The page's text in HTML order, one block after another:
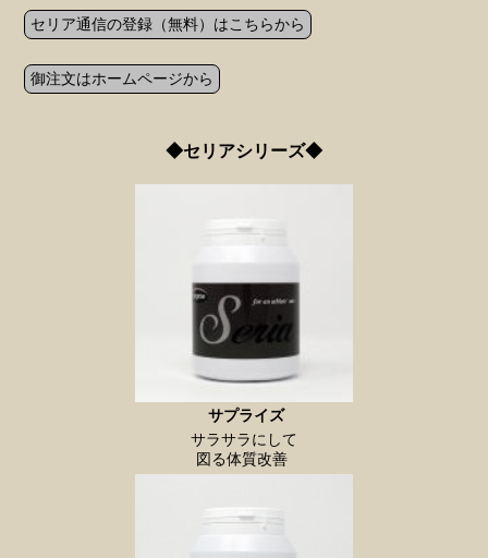
セリア通信の登録（無料）はこちらから
御注文はホームページから
◆セリアシリーズ◆
サプライズ
サラサラにして
図る体質改善